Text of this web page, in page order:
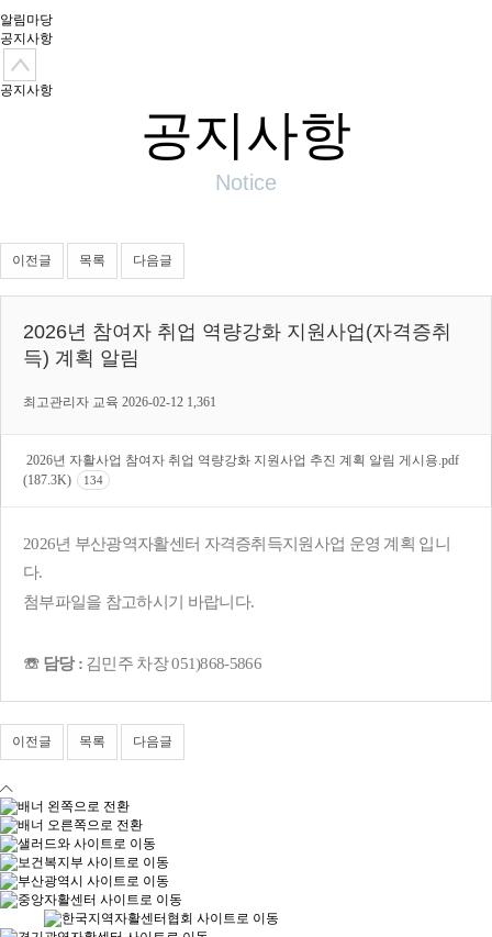
알림마당
공지사항
공지사항
공지사항
Notice
이전글 목록 다음글
2026년 참여자 취업 역량강화 지원사업(자격증취
득) 계획 알림
최고관리자 교육 2026-02-12 1,361
2026년 자활사업 참여자 취업 역량강화 지원사업 추진 계획 알림 게시용.pdf
(187.3K)
134
2026년 부산광역자활센터 자격증취득지원사업 운영 계획 입니
다.
첨부파일을 참고하시기 바랍니다.
☏ 담당 :김민주 차장 051)868-5866
이전글 목록 다음글